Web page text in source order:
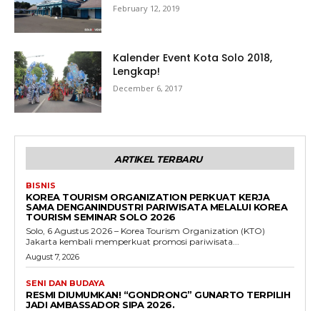
February 12, 2019
Kalender Event Kota Solo 2018,
Lengkap!
December 6, 2017
ARTIKEL TERBARU
BISNIS
KOREA TOURISM ORGANIZATION PERKUAT KERJA
SAMA DENGANINDUSTRI PARIWISATA MELALUI KOREA
TOURISM SEMINAR SOLO 2026
Solo, 6 Agustus 2026 – Korea Tourism Organization (KTO)
Jakarta kembali memperkuat promosi pariwisata...
August 7, 2026
SENI DAN BUDAYA
RESMI DIUMUMKAN! “GONDRONG” GUNARTO TERPILIH
JADI AMBASSADOR SIPA 2026.